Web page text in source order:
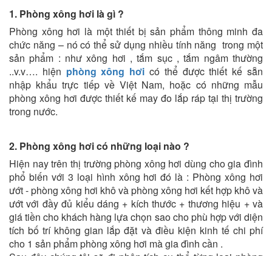
1. Phòng xông hơi là gì ?
Phòng xông hơi là một thiết bị sản phẩm thông minh đa
chức năng – nó có thể sử dụng nhiều tính năng trong một
sản phẩm : như xông hơi , tắm sục , tắm ngâm thường
..v.v…. hiện phòng xông hơi có thể được thiết kế sẵn
nhập khẩu trực tiếp về Việt Nam, hoặc có những mẫu
phòng xông hơi được thiết kế may đo lắp ráp tại thị trường
trong nước.
2. Phòng xông hơi có những loại nào ?
Hiện nay trên thị trường phòng xông hơi dùng cho gia đình
phổ biến với 3 loại hình xông hơi đó là : Phòng xông hơi
ướt - phòng xông hơi khô và phòng xông hơi kết hợp khô và
ướt với đầy đủ kiểu dáng + kích thước + thương hiệu + và
giá tiền cho khách hàng lựa chọn sao cho phù hợp với diện
tích bố trí không gian lắp đặt và điều kiện kinh tế chi phí
cho 1 sản phẩm phòng xông hơi mà gia đình cần .